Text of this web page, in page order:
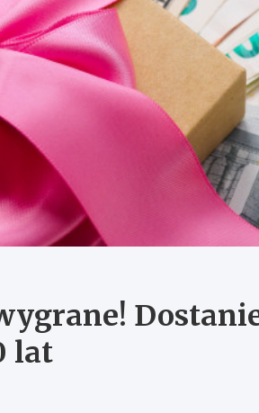
lat